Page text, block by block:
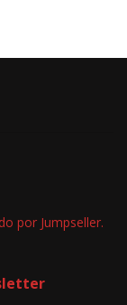
por Jumpseller.